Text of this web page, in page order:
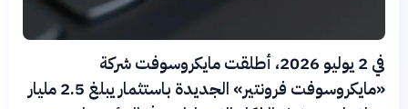
في 2 يوليو 2026، أطلقت مايكروسوفت شركة
«مايكروسوفت فرونتير» الجديدة باستثمار يبلغ 2.5 مليار